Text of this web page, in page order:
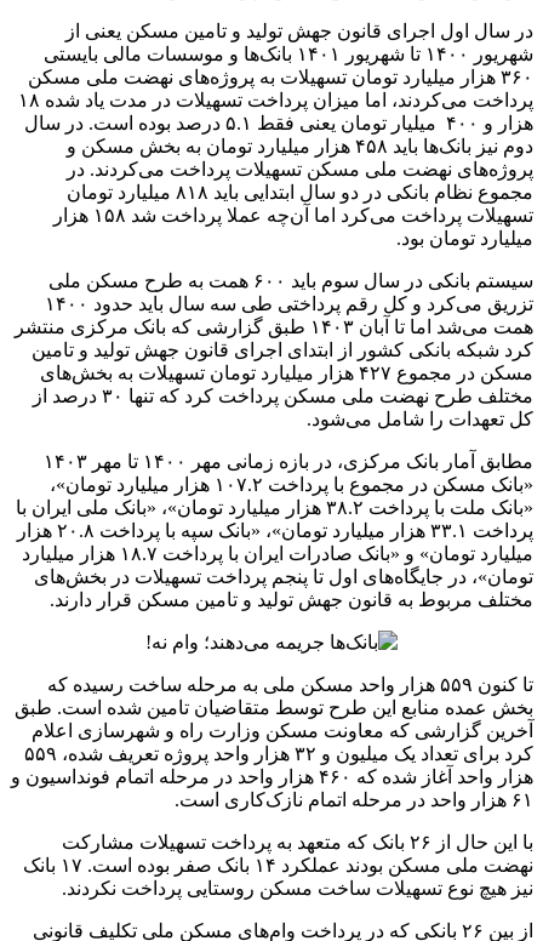
در سال اول اجرای قانون جهش تولید و تامین مسکن یعنی از
شهریور ۱۴۰۰ تا شهریور ۱۴۰۱ بانک‌ها و موسسات مالی بایستی
۳۶۰ هزار میلیارد تومان تسهیلات به پروژه‌های نهضت ملی مسکن
پرداخت می‌کردند، اما میزان پرداخت تسهیلات در مدت یاد شده ۱۸
هزار و ۴۰۰ میلیار تومان یعنی فقط ۵.۱ درصد بوده است. در سال
دوم نیز بانک‌ها باید ۴۵۸ هزار میلیارد تومان به بخش مسکن و
پروژه‌های نهضت ملی مسکن تسهیلات پرداخت می‌کردند. در
مجموع نظام بانکی در دو سال ابتدایی باید ۸۱۸ میلیارد تومان
تسهیلات پرداخت می‌کرد اما آن‌چه عملا پرداخت شد ۱۵۸ هزار
میلیارد تومان بود.
سیستم بانکی در سال سوم باید ۶۰۰ همت به طرح مسکن ملی
تزریق می‌کرد و کل رقم پرداختی طی سه سال باید حدود ۱۴۰۰
همت می‌شد اما تا آبان ۱۴۰۳ طبق گزارشی که بانک مرکزی منتشر
کرد شبکه بانکی کشور از ابتدای اجرای قانون جهش تولید و تامین
مسکن در مجموع ۴۲۷ هزار میلیارد تومان تسهیلات به بخش‌های
مختلف طرح نهضت ملی مسکن پرداخت کرد که تنها ۳۰ درصد از
کل تعهدات را شامل می‌شود.
مطابق آمار بانک مرکزی، در بازه زمانی مهر ۱۴۰۰ تا مهر ۱۴۰۳
«بانک مسکن در مجموع با پرداخت ۱۰۷.۲ هزار میلیارد تومان»،
«بانک ملت با پرداخت ۳۸.۲ هزار میلیارد تومان»، «بانک ملی ایران با
پرداخت ۳۳.۱ هزار میلیارد تومان»، «بانک سپه با پرداخت ۲۰.۸ هزار
میلیارد تومان» و «بانک صادرات ایران با پرداخت ۱۸.۷ هزار میلیارد
تومان»، در جایگاه‌های اول تا پنجم پرداخت تسهیلات در بخش‌های
مختلف مربوط به قانون جهش تولید و تامین مسکن قرار دارند.
تا کنون ۵۵۹ هزار واحد مسکن ملی به مرحله ساخت رسیده که
بخش عمده منابع این طرح توسط متقاضیان تامین شده است. طبق
آخرین گزارشی که معاونت مسکن وزارت راه و شهرسازی اعلام
کرد برای تعداد یک میلیون و ۳۲ هزار واحد پروژه تعریف شده، ۵۵۹
هزار واحد آغاز شده که ۴۶۰ هزار واحد در مرحله اتمام فونداسیون و
۶۱ هزار واحد در مرحله اتمام نازک‌کاری است.
با این حال از ۲۶ بانک که متعهد به پرداخت تسهیلات مشارکت
نهضت ملی مسکن بودند عملکرد ۱۴ بانک صفر بوده است. ۱۷ بانک
نیز هیچ نوع تسهیلات ساخت مسکن روستایی پرداخت نکردند.
از بین ۲۶ بانکی که در پرداخت وام‌های مسکن ملی تکلیف قانونی